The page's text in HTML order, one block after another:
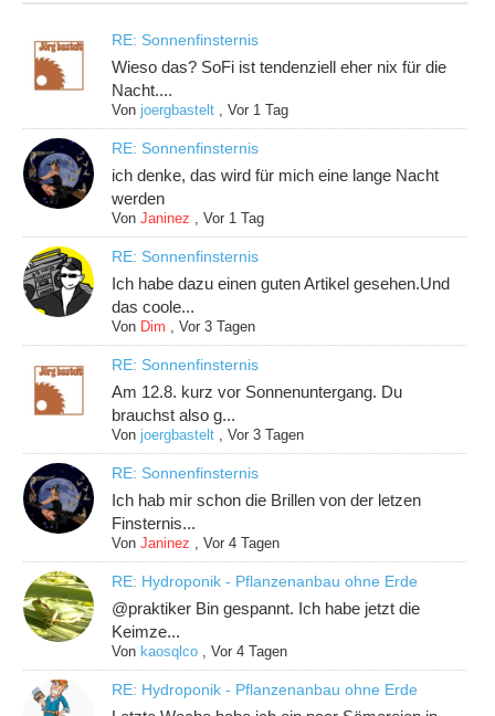
RE: Sonnenfinsternis
Wieso das? SoFi ist tendenziell eher nix für die
Nacht....
Vonjoergbastelt ,Vor 1 Tag
RE: Sonnenfinsternis
ich denke, das wird für mich eine lange Nacht
werden
VonJaninez ,Vor 1 Tag
RE: Sonnenfinsternis
Ich habe dazu einen guten Artikel gesehen.Und
das coole...
Von Dim ,Vor 3 Tagen
RE: Sonnenfinsternis
Am 12.8. kurz vor Sonnenuntergang. Du
brauchst also g...
Vonjoergbastelt ,Vor 3 Tagen
RE: Sonnenfinsternis
Ich hab mir schon die Brillen von der letzen
Finsternis...
VonJaninez ,Vor 4 Tagen
RE: Hydroponik - Pflanzenanbau ohne Erde
@praktiker Bin gespannt. Ich habe jetzt die
Keimze...
Von kaosqlco ,Vor 4 Tagen
RE: Hydroponik - Pflanzenanbau ohne Erde